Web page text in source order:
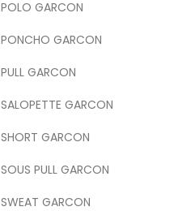
POLO GARCON
PONCHO GARCON
PULL GARCON
SALOPETTE GARCON
SHORT GARCON
SOUS PULL GARCON
SWEAT GARCON